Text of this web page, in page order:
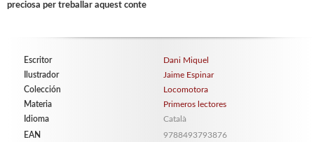
preciosa per treballar aquest conte
Escritor
Dani Miquel
Ilustrador
Jaime Espinar
Colección
Locomotora
Materia
Primeros lectores
Idioma
Català
EAN
9788493793876